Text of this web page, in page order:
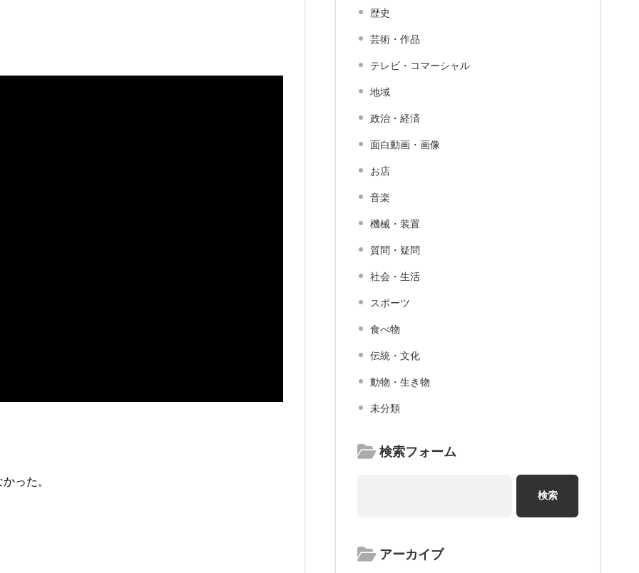
った。
歴史
芸術・作品
テレビ・コマーシャル
地域
政治・経済
面白動画・画像
お店
音楽
機械・装置
質問・疑問
社会・生活
スポーツ
食べ物
伝統・文化
動物・生き物
未分類
検索フォーム
アーカイブ